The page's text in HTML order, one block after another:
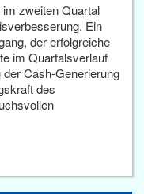
zweiten Quartal
Ein
der erfolgreiche
im Quartalsverlauf
Cash-Generierung
des